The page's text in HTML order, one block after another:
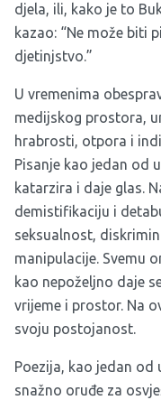
djela, ili, kako je to
kazao: “Ne može biti
djetinjstvo.”
U vremenima
medijskog prostora,
hrabrosti, otpora i
Pisanje kao jedan od
katarzira i daje glas.
demistifikaciju i
seksualnost,
manipulacije. Svemu
kao nepoželjno daje
vrijeme i prostor. Na
svoju postojanost.
Poezija, kao jedan od
snažno oruđe za